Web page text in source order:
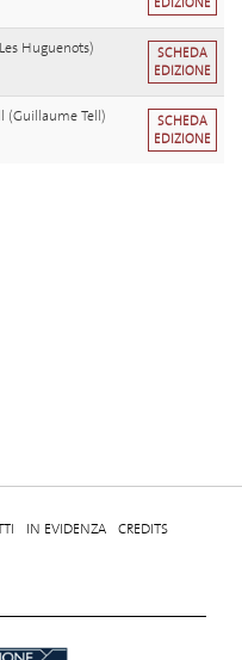
Huguenots)
SCHEDA
EDIZIONE
(Guillaume Tell)
SCHEDA
EDIZIONE
IN EVIDENZA CREDITS